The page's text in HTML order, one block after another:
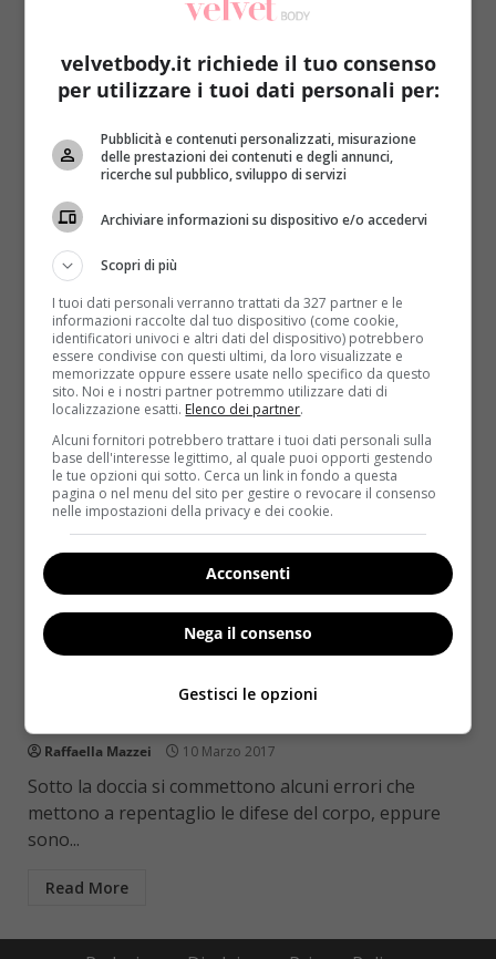
Unwashed, la nuova moda è lavarsi meno e
con poco sapone
È nata in America ma dopo aver spopolato in Francia
sta arrivando anche in Italia: si tratta...
Read More
Doccia: 5 errori che commettono tutti e che
Raffaella Mazzei 10 Marzo 2017
Sotto la doccia si commettono alcuni errori che
mettono a repentaglio le difese del corpo, eppure
sono...
Read More
velvetbody.it richiede il tuo consenso
per utilizzare i tuoi dati personali per:
Pubblicità e contenuti personalizzati, misurazione
delle prestazioni dei contenuti e degli annunci,
ricerche sul pubblico, sviluppo di servizi
Archiviare informazioni su dispositivo e/o accedervi
Scopri di più
I tuoi dati personali verranno trattati da 327 partner e le
informazioni raccolte dal tuo dispositivo (come cookie,
identificatori univoci e altri dati del dispositivo) potrebbero
essere condivise con questi ultimi, da loro visualizzate e
memorizzate oppure essere usate nello specifico da questo
sito. Noi e i nostri partner potremmo utilizzare dati di
localizzazione esatti. Elenco dei partner.
Alcuni fornitori potrebbero trattare i tuoi dati personali sulla
base dell'interesse legittimo, al quale puoi opporti gestendo
le tue opzioni qui sotto. Cerca un link in fondo a questa
pagina o nel menu del sito per gestire o revocare il consenso
nelle impostazioni della privacy e dei cookie.
Acconsenti
Nega il consenso
Gestisci le opzioni